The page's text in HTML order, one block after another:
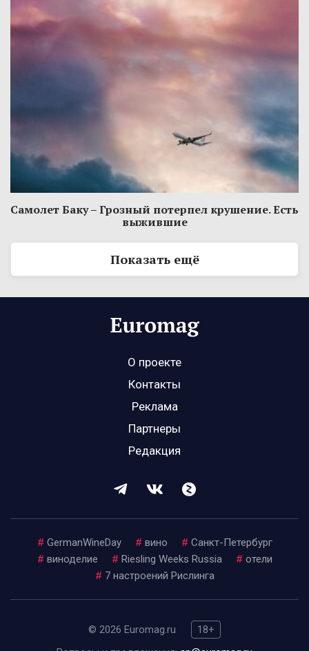
Самолет Баку – Грозный потерпел крушение. Есть
выжившие
Показать ещё
О проекте
Контакты
Реклама
Партнеры
Редакция
# GermanWineDay # вино # Санкт-Петербург
# виноделие # Riesling Weeks Russia # отели
# 7 настроений Рислинга
© 2026 Euromag.ru
18+